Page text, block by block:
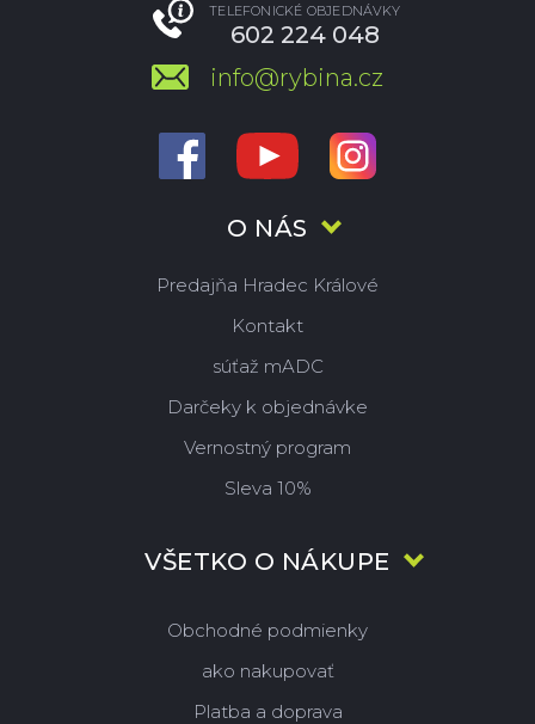
O NÁS
Predajňa Hradec Králové
Kontakt
súťaž mADC
Darčeky k objednávke
Vernostný program
Sleva 10%
VŠETKO O NÁKUPE
Obchodné podmienky
ako nakupovať
Platba a doprava
TELEFONICKÉ OBJEDNÁVKY
602 224 048
info@rybina.cz